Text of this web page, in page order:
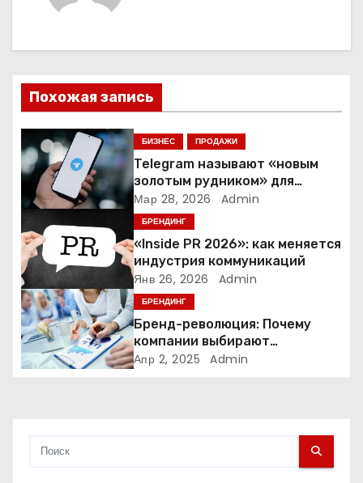
ц
и
я
п
о
з
а
п
и
с
Похожая запись
БИЗНЕС ПРОДАЖИ
Telegram называют «новым
золотым рудником» для
креаторов: как блогеры
создают онлайн-бизнес
Мар 28, 2026 Admin
БРЕНДИНГ
«Inside PR 2026»: как меняется
индустрия коммуникаций
Янв 26, 2026 Admin
БРЕНДИНГ
Бренд-революция: Почему
компании выбирают
адаптивные логотипы?
Апр 2, 2025 Admin